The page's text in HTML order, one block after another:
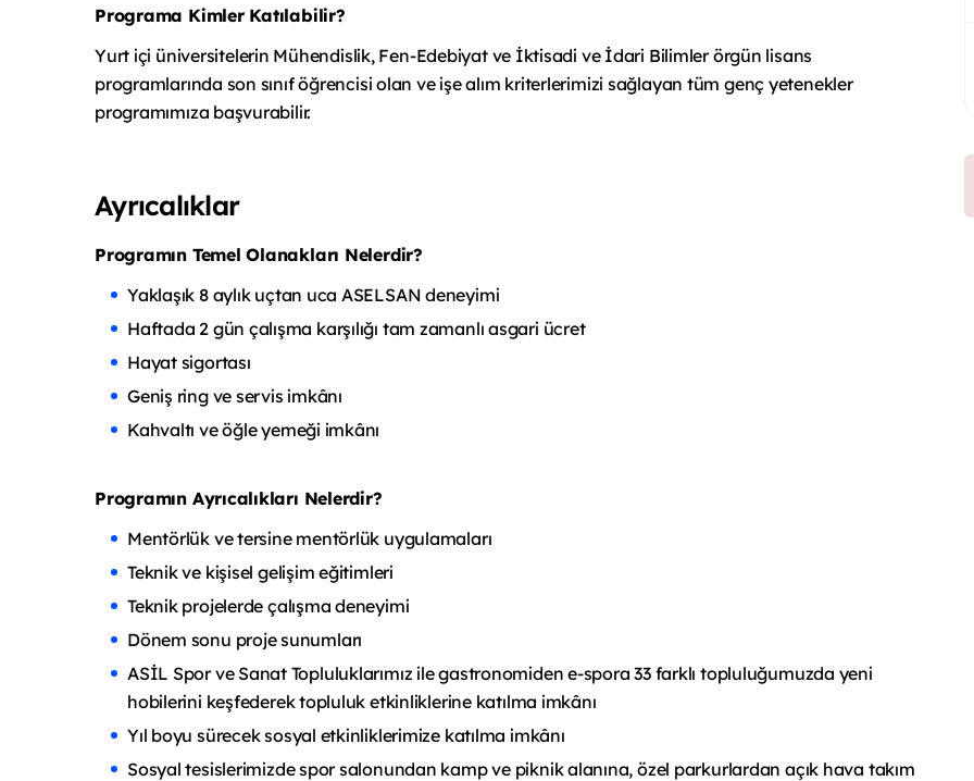
Programa Kimler Katılabilir?
Yurt içi üniversitelerin Mühendislik, Fen-Edebiyat ve İktisadi ve İdari Bilimler örgün lisans
programlarında son sınıf öğrencisi olan ve işe alım kriterlerimizi sağlayan tüm genç yetenekler
programımıza başvurabilir.
Ayrıcalıklar
Programın Temel Olanakları Nelerdir?
Yaklaşık 8 aylık uçtan uca ASELSAN deneyimi
Haftada 2 gün çalışma karşılığı tam zamanlı asgari ücret
Hayat sigortası
Geniş ring ve servis imkânı
Kahvaltı ve öğle yemeği imkânı
Programın Ayrıcalıkları Nelerdir?
Mentörlük ve tersine mentörlük uygulamaları
Teknik ve kişisel gelişim eğitimleri
Teknik projelerde çalışma deneyimi
Dönem sonu proje sunumları
ASİL Spor ve Sanat Topluluklarımız ile gastronomiden e-spora 33 farklı topluluğumuzda yeni
hobilerini keşfederek topluluk etkinliklerine katılma imkânı
Yıl boyu sürecek sosyal etkinliklerimize katılma imkânı
Sosyal tesislerimizde spor salonundan kamp ve piknik alanına, özel parkurlardan açık hava takım